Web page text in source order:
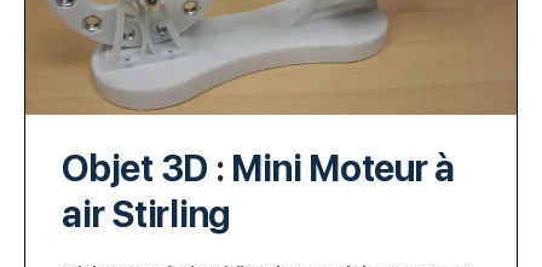
Objet 3D : Mini Moteur à
air Stirling